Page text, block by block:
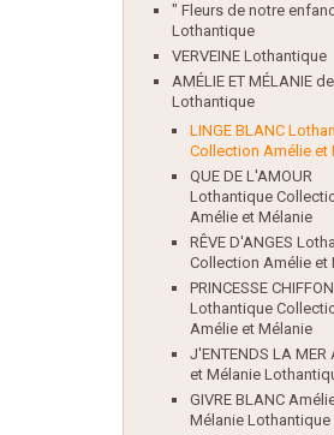
" Fleurs de notre
Lothantique
VERVEINE Lothantique
AMÉLIE ET MÉLANIE de
Lothantique
LINGE BLANC
Collection Amélie et
QUE DE L'AMOUR
Lothantique
Amélie et Mélanie
RÊVE D'ANGES
Collection Amélie et
PRINCESSE
Lothantique
Amélie et Mélanie
J'ENTENDS LA MER
et Mélanie
GIVRE BLANC
Mélanie Lothantique